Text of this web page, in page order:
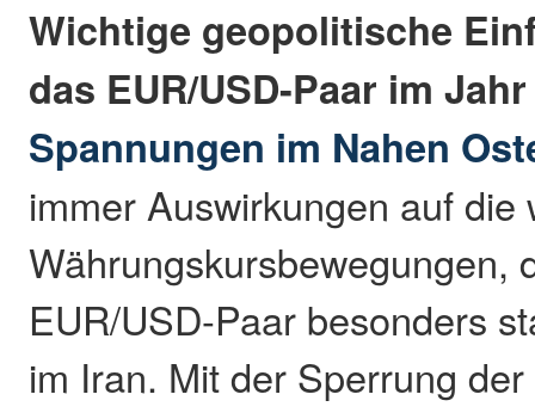
Wichtige geopolitische
das EUR/USD-Paar im
Spannungen im Nahen
immer Auswirkungen auf die
Währungskursbewegungen,
EUR/USD-Paar besonders
im Iran. Mit der Sperrung